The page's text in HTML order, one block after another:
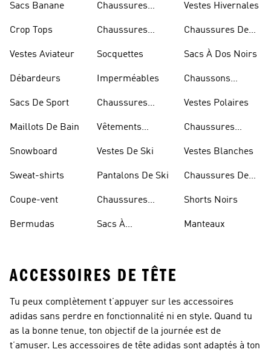
Sacs Banane
Crop Tops
Vestes Aviateur
Débardeurs
Sacs De Sport
Maillots De Bain
Snowboard
Sweat-shirts
Coupe-vent
Bermudas
Chaussures
Chaussures
Socquettes
Imperméables
Chaussures
Vêtements
Vestes De Ski
Pantalons De Ski
Chaussures
Sacs À
Vestes Hivernales
Chaussures De
Sacs À Dos Noirs
Chaussons
Vestes Polaires
Chaussures
Vestes Blanches
Chaussures De
Shorts Noirs
Manteaux
ACCESSOIRES DE TÊTE
Tu peux complètement t’appuyer sur les accessoires
adidas sans perdre en fonctionnalité ni en style. Quand tu
as la bonne tenue, ton objectif de la journée est de
t’amuser. Les accessoires de tête adidas sont adaptés à ton